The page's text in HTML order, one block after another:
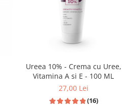
Ureea 10% - Crema cu Uree,
Vitamina A si E - 100 ML
27,00 Lei
(16)